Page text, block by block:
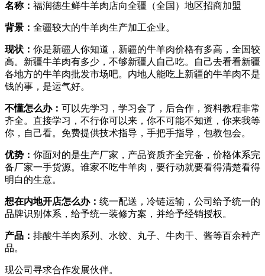
名称： 福润德生鲜牛羊肉店向全疆（全国）地区招商加盟
背景： 全疆较大的牛羊肉生产加工企业。
现状： 你是新疆人你知道，新疆的牛羊肉价格有多高，全国较
高。新疆牛羊肉有多少，不够新疆人自己吃。自己去看看新疆
各地方的牛羊肉批发市场吧。内地人能吃上新疆的牛羊肉不是
钱的事，是运气好。
不懂怎么办： 可以先学习，学习会了，后合作，资料教程非常
齐全。直接学习，不行你可以来，你不可能不知道，你来我等
你，自己看。免费提供技术指导，手把手指导，包教包会。
优势： 你面对的是生产厂家，产品资质齐全完备，价格体系完
备厂家一手货源。谁家不吃牛羊肉，要行动就要看得清楚看得
明白的生意。
想在内地开店怎么办： 统一配送，冷链运输，公司给予统一的
品牌识别体系，给予统一装修方案，并给予经销授权。
产品： 排酸牛羊肉系列、水饺、丸子、牛肉干、酱等百余种产
品。
现公司寻求合作发展伙伴。